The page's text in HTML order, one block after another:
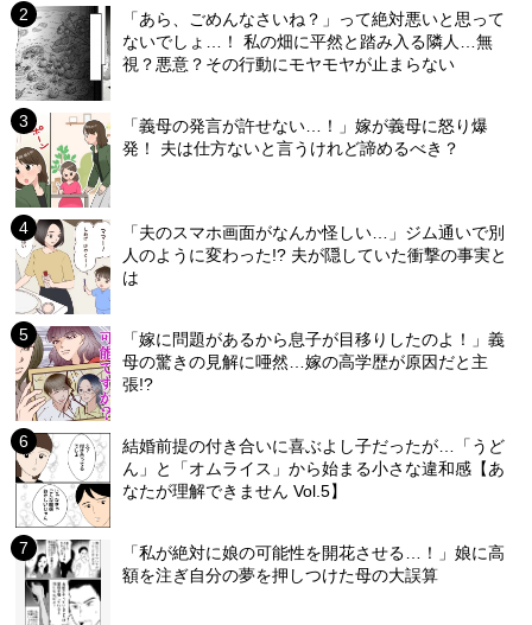
「あら、ごめんなさいね？」って絶対悪いと思って
ないでしょ…！ 私の畑に平然と踏み入る隣人…無
視？悪意？その行動にモヤモヤが止まらない
「義母の発言が許せない…！」嫁が義母に怒り爆
発！ 夫は仕方ないと言うけれど諦めるべき？
「夫のスマホ画面がなんか怪しい…」ジム通いで別
人のように変わった!? 夫が隠していた衝撃の事実と
は
「嫁に問題があるから息子が目移りしたのよ！」義
母の驚きの見解に唖然…嫁の高学歴が原因だと主
張!?
結婚前提の付き合いに喜ぶよし子だったが…「うど
ん」と「オムライス」から始まる小さな違和感【あ
なたが理解できません Vol.5】
「私が絶対に娘の可能性を開花させる…！」娘に高
額を注ぎ自分の夢を押しつけた母の大誤算